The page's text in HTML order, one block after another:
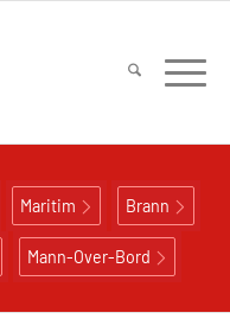
Maritim Brann
Mann-Over-Bord